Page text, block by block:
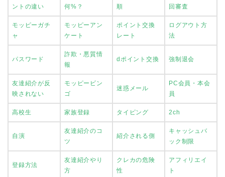
ントの違い
何%？
順
回審査
モッピーガチ
ャ
モッピーアン
ケート
ポイント交換
レート
ログアウト方
法
パスワード
詐欺・悪質情
報
dポイント交換 強制退会
友達紹介が反
映されない
モッピービン
ゴ
迷惑メール
PC会員・本会
員
高校生 家族登録 タイピング 2ch
自演
友達紹介のコ
ツ
紹介される側
キャッシュバ
ック制限
登録方法
友達紹介やり
方
クレカの危険
性
アフィリエイ
ト